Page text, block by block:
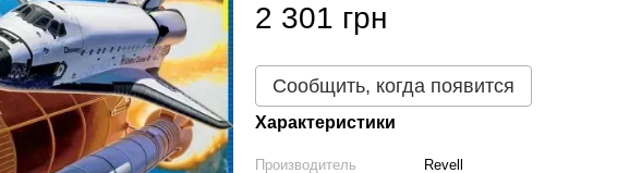
2 301 грн
Сообщить, когда появится
Характеристики
Производитель
Revell